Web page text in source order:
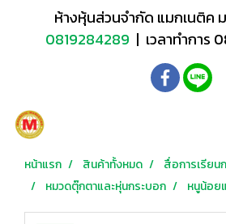
ห้างหุ้นส่วนจำกัด แมกเนติค
0819284289 | เวลาทำการ
หน้าแรก สินค้าทั้งหมด
สื่อการเรียน
หมวดตุ๊กตาและหุ่นกระบอก
หนูน้อย